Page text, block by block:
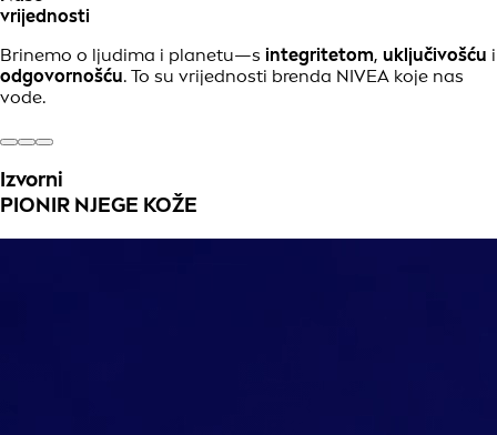
vrijednosti
Brinemo o ljudima i planetu—s integritetom, uključivošću i
odgovornošću. To su vrijednosti brenda NIVEA koje nas
vode.
Izvorni
PIONIR NJEGE KOŽE